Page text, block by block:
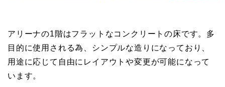
アリーナの1階はフラットなコンクリートの床です。多
目的に使用される為、シンプルな造りになっており、
用途に応じて自由にレイアウトや変更が可能になって
います。